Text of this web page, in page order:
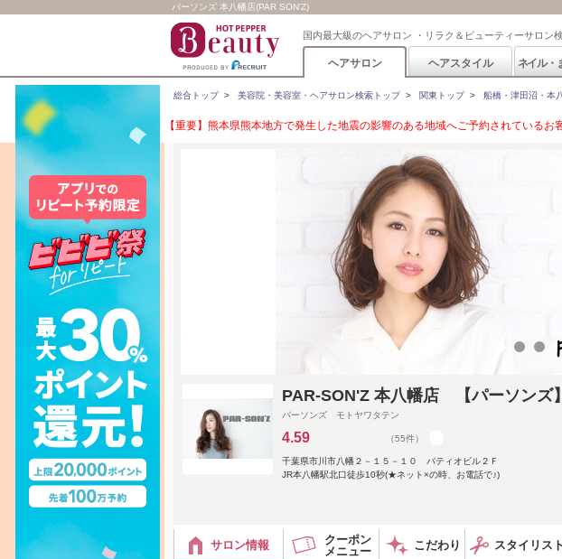
パーソンズ 本八幡店(PAR SON'Z)
国内最大級のヘアサロン ・リラク＆ビューティーサロン
ヘアサロン ヘアスタイル ネイル・
総合トップ> 美容院・美容室・ヘアサロン検索トップ> 関東トップ> 船橋・津田沼・本
【重要】熊本県熊本地方で発生した地震の影響のある地域へご予約されているお
PAR-SON'Z 本八幡店 【パーソン
パーソンズ モトヤワタテン
4.59 （55件）
千葉県市川市八幡２－１５－１０ パティオビル２Ｆ
JR本八幡駅北口徒歩10秒(★ネット×の時、お電話で♪)
サロン情報
クーポン
メニュー
こだわり スタイリスト